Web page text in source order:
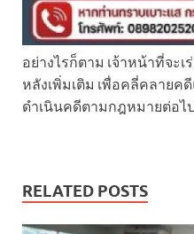
อย่างไรก็ตาม เจ้าหน้าที่จะ
หลังเพิ่มเติม เพื่อคลี่คลายค
ดำเนินคดีตามกฎหมายต่อไ
RELATED POSTS